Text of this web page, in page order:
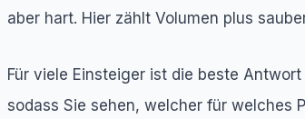
aber hart. Hier zählt Volumen plus
Für viele Einsteiger ist die beste
sodass Sie sehen, welcher für welches